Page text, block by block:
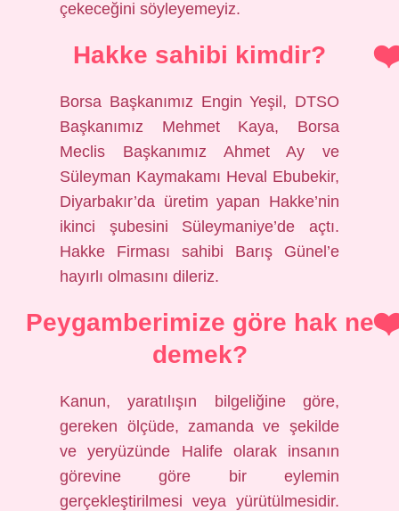
çekeceğini söyleyemeyiz.
Hakke sahibi kimdir?
Borsa Başkanımız Engin Yeşil, DTSO
Başkanımız Mehmet Kaya, Borsa
Meclis Başkanımız Ahmet Ay ve
Süleyman Kaymakamı Heval Ebubekir,
Diyarbakır’da üretim yapan Hakke’nin
ikinci şubesini Süleymaniye’de açtı.
Hakke Firması sahibi Barış Günel’e
hayırlı olmasını dileriz.
Peygamberimize göre hak ne
demek?
Kanun, yaratılışın bilgeliğine göre,
gereken ölçüde, zamanda ve şekilde
ve yeryüzünde Halife olarak insanın
görevine göre bir eylemin
gerçekleştirilmesi veya yürütülmesidir.